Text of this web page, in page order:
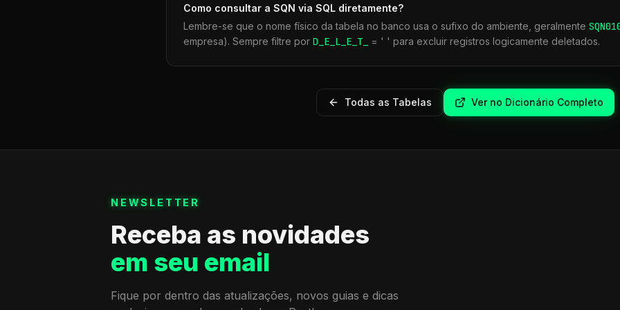
Como consultar a SQN via SQL diretamente?
Lembre-se que o nome físico da tabela no banco usa o sufixo do ambiente, geralmente SQN
empresa). Sempre filtre por D_E_L_E_T_ = ' ' para excluir registros logicamente deletados.
Todas as Tabelas Ver no Dicionário Completo
NEWSLETTER
Receba as novidades
em seu email
Fique por dentro das atualizações, novos guias e dicas